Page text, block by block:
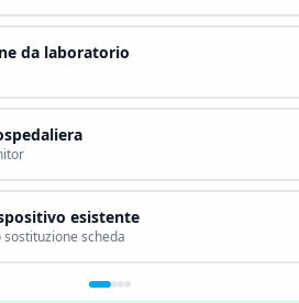
da laboratorio
esistente
scheda